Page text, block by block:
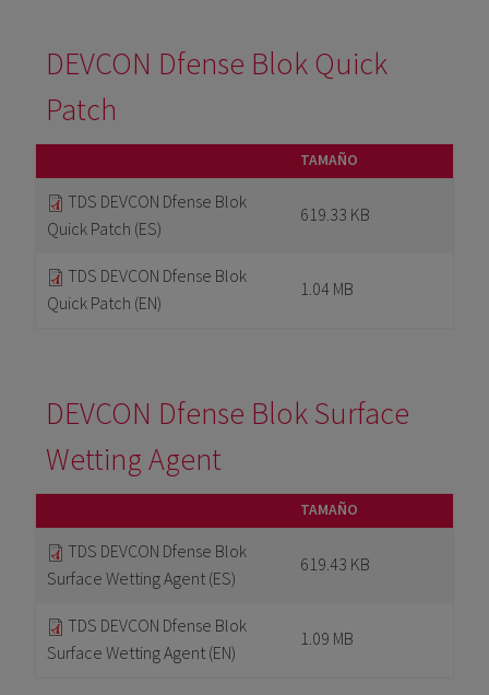
DEVCON Dfense Blok Quick
Patch
TAMAÑO
TDS DEVCON Dfense Blok
Quick Patch (ES)
619.33 KB
TDS DEVCON Dfense Blok
Quick Patch (EN)
1.04 MB
DEVCON Dfense Blok Surface
Wetting Agent
TAMAÑO
TDS DEVCON Dfense Blok
Surface Wetting Agent (ES)
619.43 KB
TDS DEVCON Dfense Blok
Surface Wetting Agent (EN)
1.09 MB